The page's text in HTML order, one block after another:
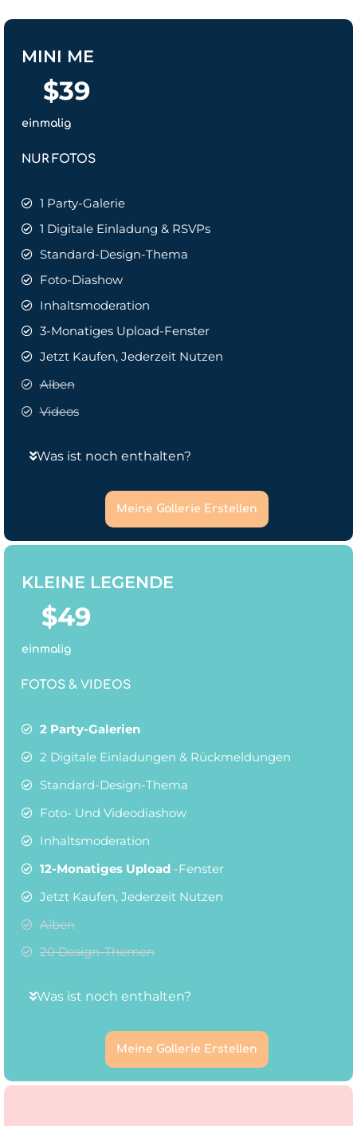
MINI ME
$39
einmalig
NUR FOTOS
1 Party-Galerie
1 Digitale Einladung & RSVPs
Standard-Design-Thema
Foto-Diashow
Inhaltsmoderation
3-Monatiges Upload-Fenster
Jetzt Kaufen, Jederzeit Nutzen
Alben
Videos
Was ist noch enthalten?
Meine Gallerie Erstellen
KLEINE LEGENDE
$49
einmalig
FOTOS & VIDEOS
2 Party-Galerien
2 Digitale Einladungen & Rückmeldungen
Standard-Design-Thema
Foto- Und Videodiashow
Inhaltsmoderation
12-Monatiges Upload -Fenster
Jetzt Kaufen, Jederzeit Nutzen
Alben
20 Design-Themen
Was ist noch enthalten?
Meine Gallerie Erstellen